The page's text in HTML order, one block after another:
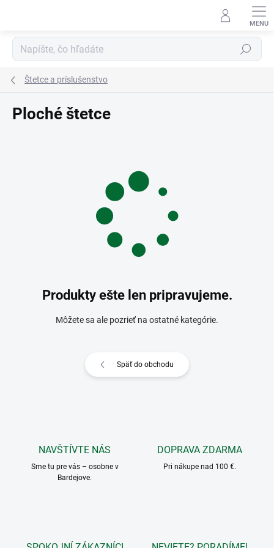
Hľadať
Štetce a príslušenstvo
Ploché štetce
Produkty ešte len pripravujeme.
Môžete sa ale pozrieť na ostatné kategórie.
Späť do obchodu
NAVŠTÍVTE NÁS
Sme tu pre vás – osobne v
Bardejove.
DOPRAVA ZDARMA
Pri nákupe nad 100 €.